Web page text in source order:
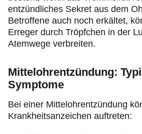
entzündliches Sekret aus dem
Betroffene auch noch erkältet,
Erreger durch Tröpfchen in der
Atemwege verbreiten.
Mittelohrentzündung:
Symptome
Bei einer Mittelohrentzündung
Krankheitsanzeichen auftreten: